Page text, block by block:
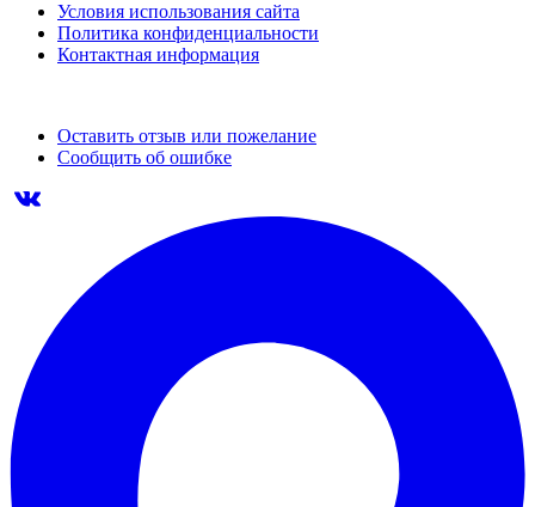
Условия использования сайта
Политика конфиденциальности
Контактная информация
Оставить отзыв или пожелание
Сообщить об ошибке